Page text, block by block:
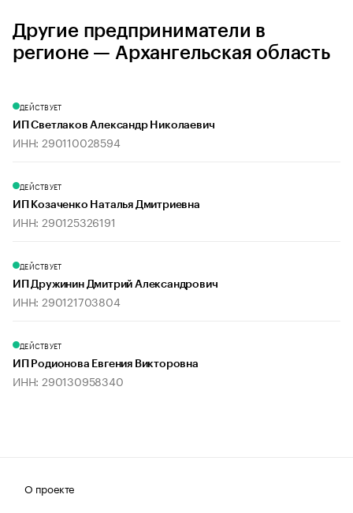
Другие предприниматели в
регионе — Архангельская область
ДЕЙСТВУЕТ
ИП Светлаков Александр Николаевич
ИНН: 290110028594
ДЕЙСТВУЕТ
ИП Козаченко Наталья Дмитриевна
ИНН: 290125326191
ДЕЙСТВУЕТ
ИП Дружинин Дмитрий Александрович
ИНН: 290121703804
ДЕЙСТВУЕТ
ИП Родионова Евгения Викторовна
ИНН: 290130958340
О проекте